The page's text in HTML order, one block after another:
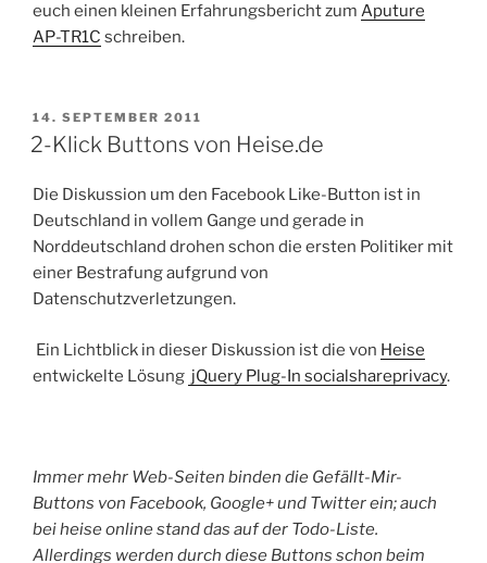
euch einen kleinen Erfahrungsbericht zum Aputure
AP-TR1C schreiben.
VERÖFFENTLICHT
AM
14. SEPTEMBER 2011
2-Klick Buttons von Heise.de
Die Diskussion um den Facebook Like-Button ist in
Deutschland in vollem Gange und gerade in
Norddeutschland drohen schon die ersten Politiker mit
einer Bestrafung aufgrund von
Datenschutzverletzungen.
Ein Lichtblick in dieser Diskussion ist die von Heise
entwickelte Lösung jQuery Plug-In socialshareprivacy.
Immer mehr Web-Seiten binden die Gefällt-Mir-
Buttons von Facebook, Google+ und Twitter ein; auch
bei heise online stand das auf der Todo-Liste.
Allerdings werden durch diese Buttons schon beim